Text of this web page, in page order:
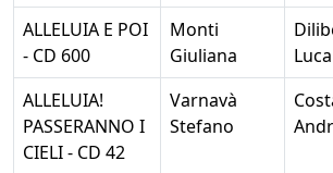
ALLELUIA E POI
- CD 600
Monti
Giuliana
Luca
ALLELUIA!
PASSERANNO I
CIELI - CD 42
Varnavà
Stefano